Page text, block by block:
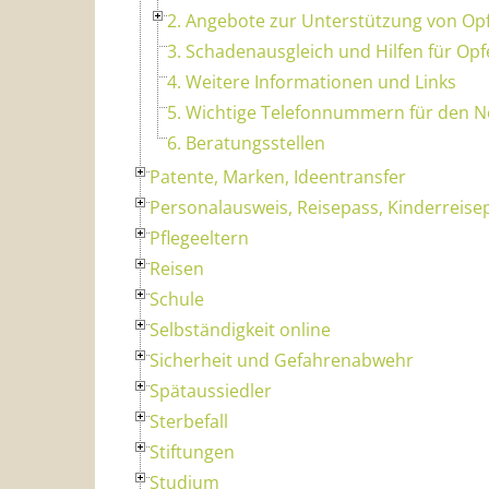
2. Angebote zur Unterstützung von
3. Schadenausgleich und Hilfen für
4. Weitere Informationen und Links
5. Wichtige Telefonnummern für den
6. Beratungsstellen
Patente, Marken, Ideentransfer
Personalausweis, Reisepass,
Pflegeeltern
Reisen
Schule
Selbständigkeit online
Sicherheit und Gefahrenabwehr
Spätaussiedler
Sterbefall
Stiftungen
Studium